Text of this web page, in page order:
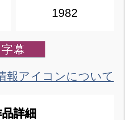
1982
字幕
報アイコンについて
詳細